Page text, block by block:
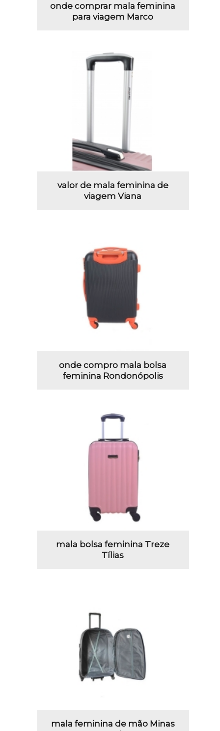
onde comprar mala feminina
para viagem Marco
valor de mala feminina de
viagem Viana
onde compro mala bolsa
feminina Rondonópolis
mala bolsa feminina Treze
Tílias
mala feminina de mão Minas